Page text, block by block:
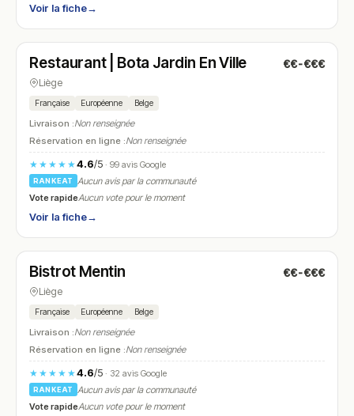
Voir la fiche→
N° 15
Restaurant | Bota Jardin En Ville €€-€€€
Liège
Française Européenne Belge
Livraison :Non renseignée
Réservation en ligne :Non renseignée
★★★★★4.6/5· 99 avis Google
RANKEAT
Aucun avis par la communauté
Vote rapideAucun vote pour le moment
Voir la fiche→
N° 16
Bistrot Mentin €€-€€€
Liège
Française Européenne Belge
Livraison :Non renseignée
Réservation en ligne :Non renseignée
★★★★★4.6/5· 32 avis Google
RANKEAT
Aucun avis par la communauté
Vote rapideAucun vote pour le moment